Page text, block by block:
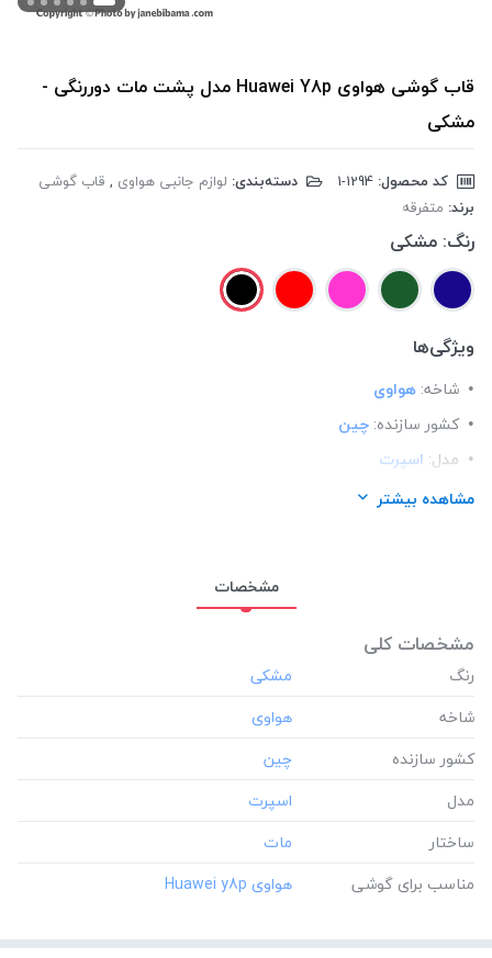
قاب گوشی هواوی Huawei Y8p مدل پشت مات دوررنگی -
مشکی
کد محصول: دسته‌بندی: لوازم جانبی هواوی , قاب گوشی
برند: متفرقه
رنگ: مشکی
ویژگی‌ها
شاخه: هواوی
کشور سازنده: چین
مدل: اسپرت
ساختار: مات
مشاهده بیشتر
مشخصات
مشخصات کلی
رنگ
شاخه
کشور سازنده
مدل
ساختار
مناسب برای گوشی